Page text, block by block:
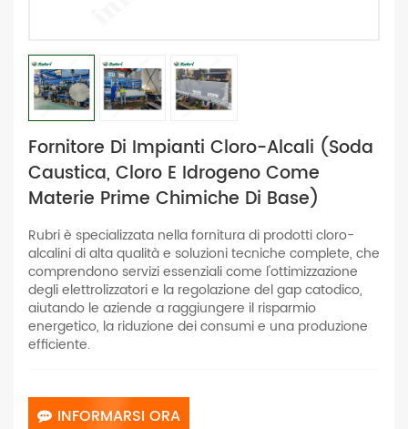
Fornitore Di Impianti Cloro-Alcali (soda
Caustica, Cloro E Idrogeno Come
Materie Prime Chimiche Di Base)
Rubri è specializzata nella fornitura di prodotti cloro-
alcalini di alta qualità e soluzioni tecniche complete, che
comprendono servizi essenziali come l'ottimizzazione
degli elettrolizzatori e la regolazione del gap catodico,
aiutando le aziende a raggiungere il risparmio
energetico, la riduzione dei consumi e una produzione
efficiente.
INFORMARSI ORA